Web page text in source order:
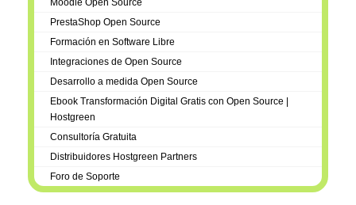
PrestaShop Open Source
Formación en Software Libre
Integraciones de Open Source
Desarrollo a medida Open Source
Ebook Transformación Digital Gratis con Open Source |
Hostgreen
Consultoría Gratuita
Distribuidores Hostgreen Partners
Foro de Soporte